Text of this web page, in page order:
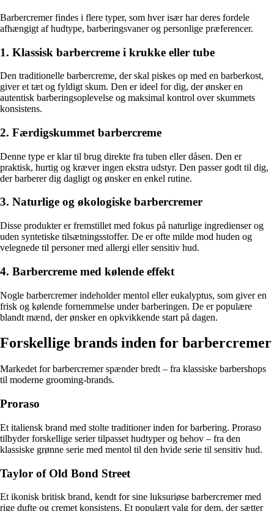
Barbercremer findes i flere typer, som hver især har deres fordele
afhængigt af hudtype, barberingsvaner og personlige præferencer.
1. Klassisk barbercreme i krukke eller tube
Den traditionelle barbercreme, der skal piskes op med en barberkost,
giver et tæt og fyldigt skum. Den er ideel for dig, der ønsker en
autentisk barberingsoplevelse og maksimal kontrol over skummets
konsistens.
2. Færdigskummet barbercreme
Denne type er klar til brug direkte fra tuben eller dåsen. Den er
praktisk, hurtig og kræver ingen ekstra udstyr. Den passer godt til dig,
der barberer dig dagligt og ønsker en enkel rutine.
3. Naturlige og økologiske barbercremer
Disse produkter er fremstillet med fokus på naturlige ingredienser og
uden syntetiske tilsætningsstoffer. De er ofte milde mod huden og
velegnede til personer med allergi eller sensitiv hud.
4. Barbercreme med kølende effekt
Nogle barbercremer indeholder mentol eller eukalyptus, som giver en
frisk og kølende fornemmelse under barberingen. De er populære
blandt mænd, der ønsker en opkvikkende start på dagen.
Forskellige brands inden for barbercremer
Markedet for barbercremer spænder bredt – fra klassiske barbershops
til moderne grooming-brands.
Proraso
Et italiensk brand med stolte traditioner inden for barbering. Proraso
tilbyder forskellige serier tilpasset hudtyper og behov – fra den
klassiske grønne serie med mentol til den hvide serie til sensitiv hud.
Taylor of Old Bond Street
Et ikonisk britisk brand, kendt for sine luksuriøse barbercremer med
rige dufte og cremet konsistens. Et populært valg for dem, der sætter